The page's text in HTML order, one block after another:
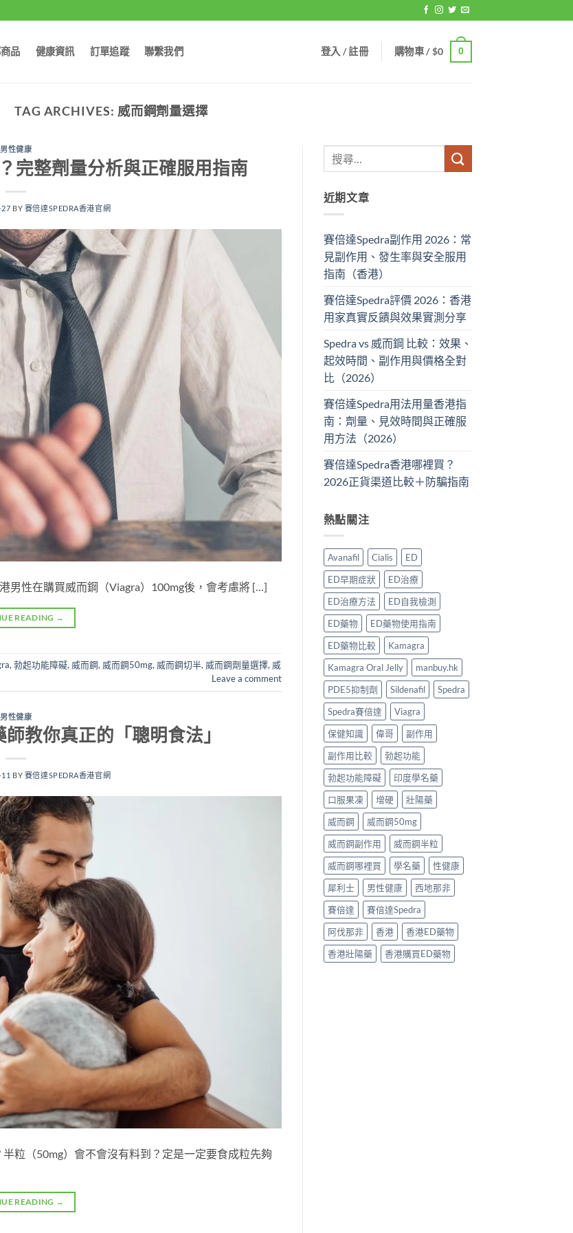
品 健康資訊 訂單追蹤 聯繫我們 登入 / 註冊 購物車 /$0 0
TAG ARCHIVES: 威而鋼劑量選擇
男性健康
完整劑量分析與正確服用指南
27 BY 賽倍達SPEDRA香港官網
男性在購買威而鋼（Viagra）100mg後，會考慮將 […]
READING →
, 勃起功能障礙, 威而鋼, 威而鋼50mg, 威而鋼切半, 威而鋼劑量選擇, 威
Leave a comment
男性健康
教你真正的「聰明食法」
BY 賽倍達SPEDRA香港官網
粒（50mg）會不會沒有料到？定是一定要食成粒先夠
READING →
近期文章
賽倍達Spedra副作用 2026：常
見副作用、發生率與安全服用
指南（香港）
賽倍達Spedra評價 2026：香港
用家真實反饋與效果實測分享
Spedra vs 威而鋼 比較：效果、
起效時間、副作用與價格全對
比（2026）
賽倍達Spedra用法用量香港指
南：劑量、見效時間與正確服
用方法（2026）
賽倍達Spedra香港哪裡買？
2026正貨渠道比較＋防騙指南
熱點關注
Avanafil Cialis
ED
ED早期症狀
ED治療
ED治療方法
ED自我檢測
ED藥物
ED藥物使用指南
ED藥物比較
Kamagra
Kamagra Oral Jelly
manbuy.hk
PDE5抑制劑
Sildenafil
Spedra
Spedra賽倍達
Viagra
保健知識
偉哥
副作用
副作用比較
勃起功能
勃起功能障礙
印度學名藥
口服果凍
增硬
壯陽藥
威而鋼
威而鋼50mg
威而鋼副作用
威而鋼半粒
威而鋼哪裡買
學名藥
性健康
犀利士
男性健康
西地那非
賽倍達
賽倍達Spedra
阿伐那非
香港
香港ED藥物
香港壯陽藥
香港購買ED藥物